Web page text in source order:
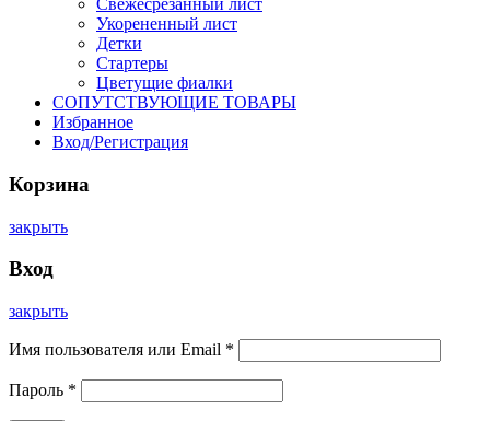
Свежесрезанный лист
Укорененный лист
Детки
Стартеры
Цветущие фиалки
СОПУТСТВУЮЩИЕ ТОВАРЫ
Избранное
Вход/Регистрация
Корзина
закрыть
Вход
закрыть
Имя пользователя или Email *
Пароль *